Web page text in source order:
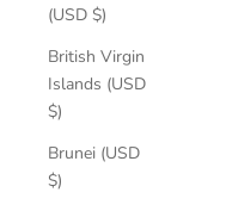
(USD $)
British Virgin
Islands (USD
$)
Brunei (USD
$)